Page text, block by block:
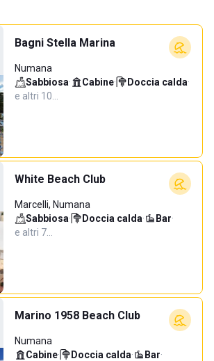
Bagni Stella Marina
Numana
Sabbiosa· Cabine· Doccia calda·
e altri 10…
White Beach Club
Marcelli, Numana
Sabbiosa· Doccia calda· Bar·
e altri 7…
Marino 1958 Beach Club
Numana
Cabine· Doccia calda· Bar·